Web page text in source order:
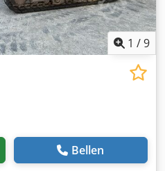
1 /9
Bellen